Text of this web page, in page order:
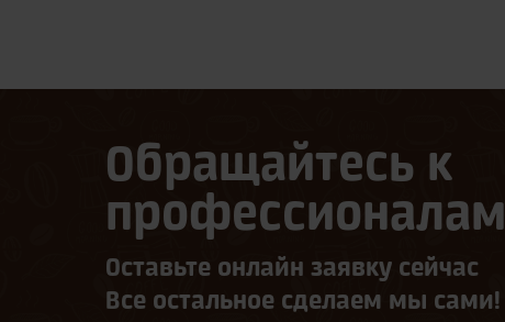
Обращайтесь к
профессионалам
Оставьте онлайн заявку сейчас
Все остальное сделаем мы сами!